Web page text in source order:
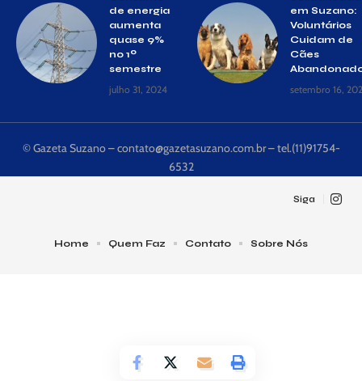
de energia
aumenta
quase 9%
no 1º
semestre
julho 31, 2024
em Suzano:
Voluntários
Cuidam de
Cães
setembro 16,
© Gazeta Suzano –contato@gazetasuzano.com.br– tel.(11)91754-
6532
Siga
Home Quem Faz Contato Sobre Nós